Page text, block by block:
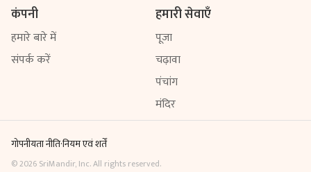
कंपनी
हमारे बारे में
संपर्क करें
हमारी सेवाएँ
पूजा
चढ़ावा
पंचांग
मंदिर
गोपनीयता नीति·नियम एवं शर्तें
©2026 SriMandir, Inc. All rights reserved.